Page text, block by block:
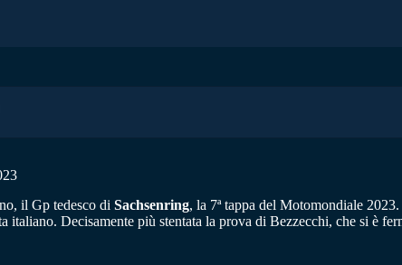
il Gp tedesco di Sachsenring, la 7ª tappa del Motomondiale
Decisamente più stentata la prova di Bezzecchi, che si è